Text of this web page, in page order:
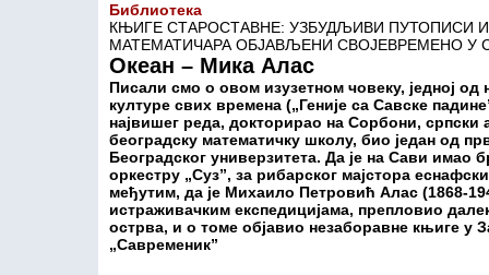
Библиотека
КЊИГЕ СТАРОСТАВНЕ: УЗБУДЉИВИ ПУТОПИСИ
МАТЕМАТИЧАРА ОБЈАВЉЕНИ СВОЈЕВРЕМЕНО У
Океан – Мика Алас
Писали смо о овом изузетном човеку, једној од
културе свих времена („Геније са Савске
највишег реда, докторирао на Сорбони, српски
београдску математичку школу, био један од
Београдског универзитета. Да је на Сави имао
оркестру „Суз”, за рибарског мајстора
међутим, да је Михаило Петровић Алас (1868-
истраживачким експедицијама, препловио
острва, и о томе објавио незаборавне књиге у
„Савременик”